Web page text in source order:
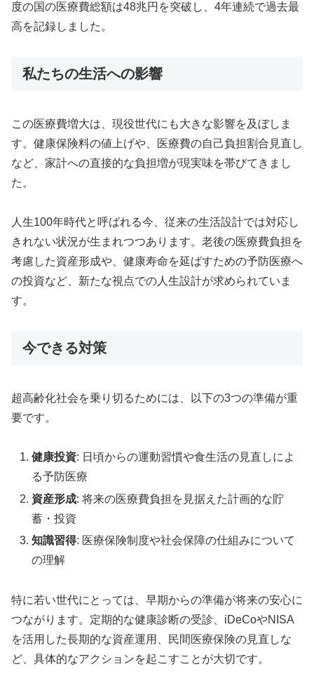
度の国の医療費総額は48兆円を突破し、4年連続で過去最
高を記録しました。
私たちの生活への影響
この医療費増大は、現役世代にも大きな影響を及ぼしま
す。健康保険料の値上げや、医療費の自己負担割合見直し
など、家計への直接的な負担増が現実味を帯びてきまし
た。
人生100年時代と呼ばれる今、従来の生活設計では対応し
きれない状況が生まれつつあります。老後の医療費負担を
考慮した資産形成や、健康寿命を延ばすための予防医療へ
の投資など、新たな視点での人生設計が求められていま
す。
今できる対策
超高齢化社会を乗り切るためには、以下の3つの準備が重
要です。
健康投資: 日頃からの運動習慣や食生活の見直しによ
る予防医療
資産形成: 将来の医療費負担を見据えた計画的な貯
蓄・投資
知識習得: 医療保険制度や社会保障の仕組みについて
の理解
特に若い世代にとっては、早期からの準備が将来の安心に
つながります。定期的な健康診断の受診、iDeCoやNISA
を活用した長期的な資産運用、民間医療保険の見直しな
ど、具体的なアクションを起こすことが大切です。